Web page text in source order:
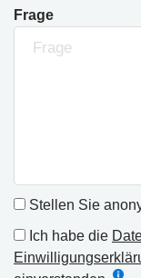
Frage
Stellen Sie
Ich habe die